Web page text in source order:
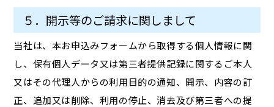
５．開示等のご請求に関しまして
当社は、本お申込みフォームから取得する個人情報に関
し、保有個人データ又は第三者提供記録に関するご本人
又はその代理人からの利用目的の通知、開示、内容の訂
正、追加又は削除、利用の停止、消去及び第三者への提